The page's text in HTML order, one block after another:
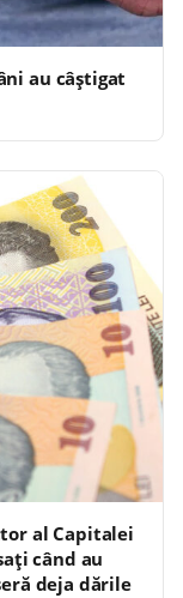
au câștigat
al Capitalei
când au
deja dările